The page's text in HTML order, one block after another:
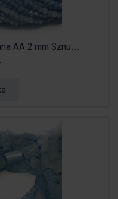
AA 2 mm Sznu...